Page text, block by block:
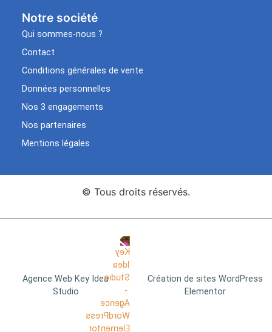
Notre société
Qui sommes-nous ?
Contact
Conditions générales de vente
Données personnelles
Nos 3 engagements
Nos partenaires
Mentions légales
© Tous droits réservés.
Agence Web Key Idea
Studio
Création de sites WordPress
Elementor